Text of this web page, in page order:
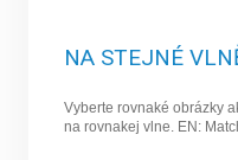
● Dostihy a sázky
NA STEJNÉ
Vyberte rovnaké obrázky
na rovnakej vlne. EN: